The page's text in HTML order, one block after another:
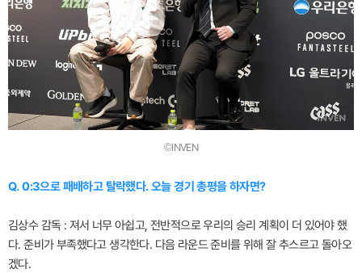
©INVEN
Q. 0:3으로 패배하고 탈락했다. 오늘 경기 총평을 하자면?
김상수 감독 : 져서 너무 아쉽고, 전반적으로 우리의 승리 계획이 더 있어야 했
다. 준비가 부족했다고 생각한다. 다음 라운드 준비를 위해 잘 추스르고 돌아오
겠다.